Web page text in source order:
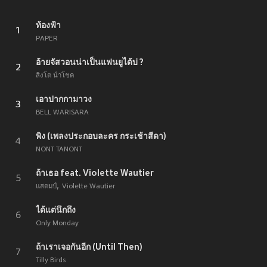
1
ท้องฟ้า
PAPER
2
อ้ายจัสวอนน่าเป็นแฟนยูได้บ่ ?
สิงโต นำโชค
3
เอาปากกามาวง
BELL WARISARA
4
พิง (เพลงประกอบละคร กระเช้าสีดา)
NONT TANONT
5
ถ้าเธอ feat. Violette Wautier
แสตมป์ Violette Wautier
6
ได้แต่นึกถึง
Only Monday
7
ถ้าเราเจอกันอีก (Until Then)
Tilly Birds